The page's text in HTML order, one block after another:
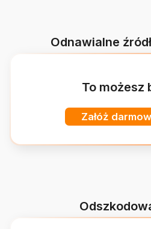
Odnawialne
To możesz
Załóż